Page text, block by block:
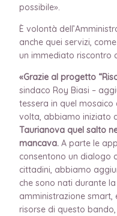
possibile».
È volontà
anche quei servizi,
un immediato riscontro
«Grazie al progetto
sindaco Roy Biasi –
tessera in quel mosaico
volta, abbiamo iniziato
Taurianova quel salto
mancava. A parte le
consentono un dialogo
cittadini, abbiamo
che sono nati durante
amministrazione
risorse di questo bando,